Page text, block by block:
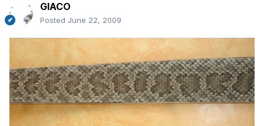
GIACO
Posted June 22, 2009